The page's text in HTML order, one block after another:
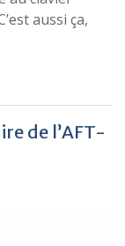
aussi ça,
de l’AFT-